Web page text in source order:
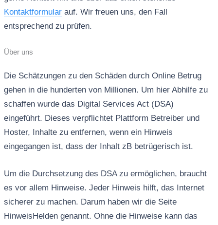
Kontaktformularauf. Wir freuen uns, den Fall
entsprechend zu prüfen.
Über uns
Die Schätzungen zu den Schäden durch Online Betrug
gehen in die hunderten von Millionen. Um hier Abhilfe zu
schaffen wurde das Digital Services Act (DSA)
eingeführt. Dieses verpflichtet Plattform Betreiber und
Hoster, Inhalte zu entfernen, wenn ein Hinweis
eingegangen ist, dass der Inhalt zB betrügerisch ist.
Um die Durchsetzung des DSA zu ermöglichen, braucht
es vor allem Hinweise. Jeder Hinweis hilft, das Internet
sicherer zu machen. Darum haben wir die Seite
HinweisHelden genannt. Ohne die Hinweise kann das